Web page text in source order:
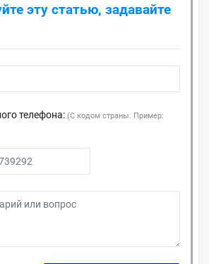
эту статью, задавайте
телефона: (С кодом страны. Пример: